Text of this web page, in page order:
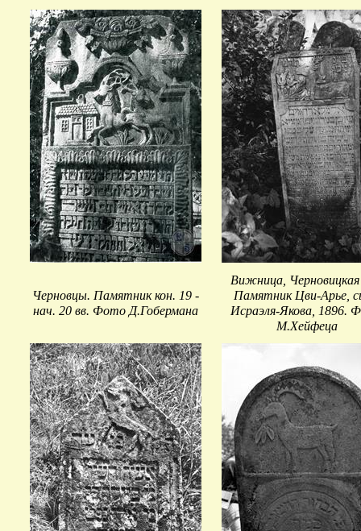
Черновцы. Памятник кон. 19 -
нач. 20 вв. Фото Д.Гобермана
Вижница, Черновицкая
Памятник Цви-Арье,
Исраэля-Якова, 1896.
М.Хейфеца